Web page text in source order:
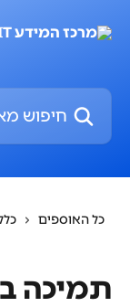
חיפוש מאמרים...
כל האוספים
תמיכה